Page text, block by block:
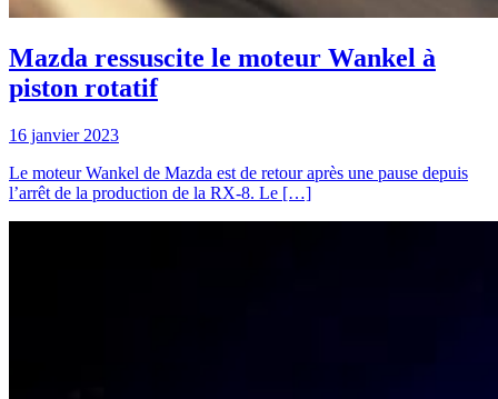
Mazda ressuscite le moteur Wankel à
piston rotatif
16 janvier 2023
Le moteur Wankel de Mazda est de retour après une pause depuis
l’arrêt de la production de la RX-8. Le […]